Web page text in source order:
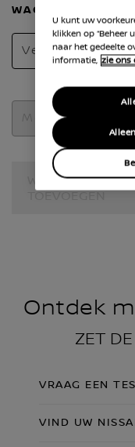
WAGEN
Versies
Motoren
WAGEN
Ontdek
ZET
VRAAG EEN
VIND UW
U kunt uw
klikken op “Beheer
naar het gedeelte
informatie, zie ons